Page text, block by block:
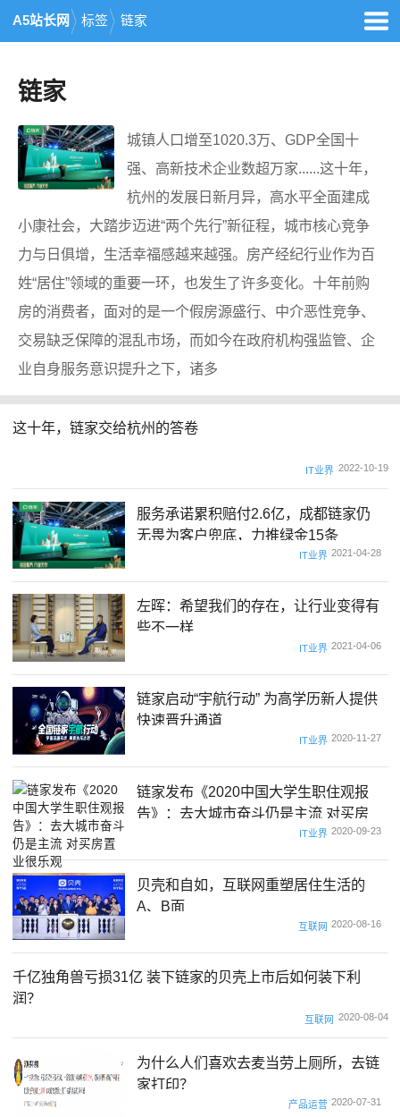
A5站长网 标签 链家
链家
城镇人口增至1020.3万、GDP全国十
强、高新技术企业数超万家......这十年，
杭州的发展日新月异，高水平全面建成
小康社会，大踏步迈进“两个先行”新征程，城市核心竞争
力与日俱增，生活幸福感越来越强。房产经纪行业作为百
姓“居住”领域的重要一环，也发生了许多变化。十年前购
房的消费者，面对的是一个假房源盛行、中介恶性竞争、
交易缺乏保障的混乱市场，而如今在政府机构强监管、企
业自身服务意识提升之下，诸多
这十年，链家交给杭州的答卷
IT业界 2022-10-19
服务承诺累积赔付2.6亿，成都链家仍
无畏为客户兜底，力推绿金15条
IT业界 2021-04-28
左晖：希望我们的存在，让行业变得有
些不一样
IT业界 2021-04-06
链家启动“宇航行动” 为高学历新人提供
快速晋升通道
IT业界 2020-11-27
链家发布《2020中国大学生职住观报
告》：去大城市奋斗仍是主流 对买房
IT业界 2020-09-23
贝壳和自如，互联网重塑居住生活的
A、B面
互联网 2020-08-16
千亿独角兽亏损31亿 装下链家的贝壳上市后如何装下利
润？
互联网 2020-08-04
为什么人们喜欢去麦当劳上厕所，去链
家打印？
产品运营 2020-07-31